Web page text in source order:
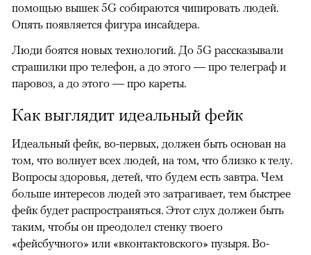
помощью вышек 5G собираются чипировать людей.
Опять появляется фигура инсайдера.
Люди боятся новых технологий. До 5G рассказывали
страшилки про телефон, а до этого — про телеграф и
паровоз, а до этого — про кареты.
Как выглядит идеальный фейк
Идеальный фейк, во-первых, должен быть основан на
том, что волнует всех людей, на том, что близко к телу.
Вопросы здоровья, детей, что будем есть завтра. Чем
больше интересов людей это затрагивает, тем быстрее
фейк будет распространяться. Этот слух должен быть
таким, чтобы он преодолел стенку твоего
«фейсбучного» или «вконтактовского» пузыря. Во-